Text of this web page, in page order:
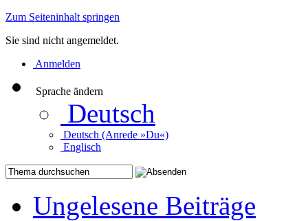
Zum Seiteninhalt springen
Sie sind nicht angemeldet.
Anmelden
Sprache ändern
Deutsch
Deutsch (Anrede »Du«)
Englisch
Ungelesene Beiträge